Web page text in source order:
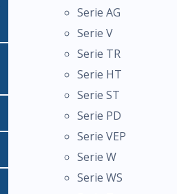
Serie AG
Serie V
Serie TR
Serie HT
Serie ST
Serie PD
Serie VEP
Serie W
Serie WS